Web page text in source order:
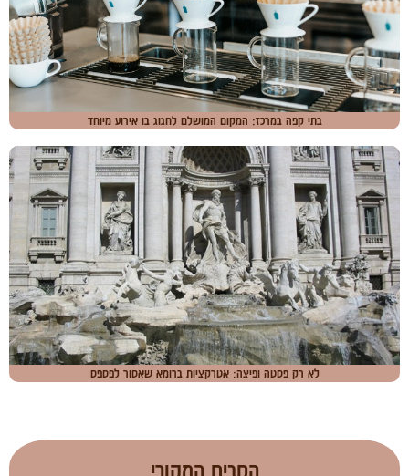
בתי קפה במרכז: המקום המושלם לחגוג בו אירוע מיוחד
לא רק פסטה ופיצה: אטרקציות ברומא שאסור לפספס